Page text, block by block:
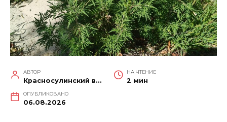
АВТОР
Красносулинский вестник
НА ЧТЕНИЕ
2 мин
ОПУБЛИКОВАНО
06.08.2026